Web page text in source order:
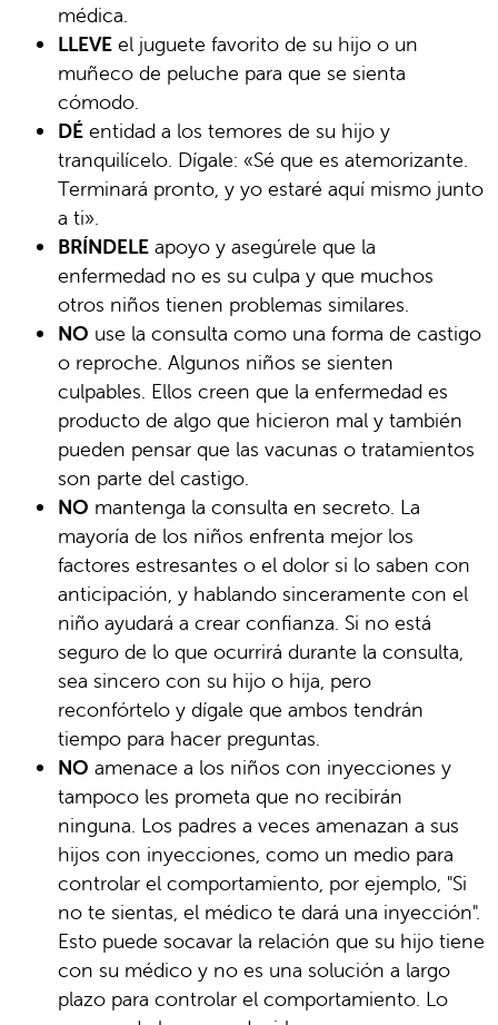
médica.
LLEVE el juguete favorito de su hijo o un
muñeco de peluche para que se sienta
cómodo.
DÉ entidad a los temores de su hijo y
tranquilícelo. Dígale: «Sé que es atemorizante.
Terminará pronto, y yo estaré aquí mismo junto
a ti».
BRÍNDELE apoyo y asegúrele que la
enfermedad no es su culpa y que muchos
otros niños tienen problemas similares.
NO use la consulta como una forma de castigo
o reproche. Algunos niños se sienten
culpables. Ellos creen que la enfermedad es
producto de algo que hicieron mal y también
pueden pensar que las vacunas o tratamientos
son parte del castigo.
NO mantenga la consulta en secreto. La
mayoría de los niños enfrenta mejor los
factores estresantes o el dolor si lo saben con
anticipación, y hablando sinceramente con el
niño ayudará a crear confianza. Si no está
seguro de lo que ocurrirá durante la consulta,
sea sincero con su hijo o hija, pero
reconfórtelo y dígale que ambos tendrán
tiempo para hacer preguntas.
NO amenace a los niños con inyecciones y
tampoco les prometa que no recibirán
ninguna. Los padres a veces amenazan a sus
hijos con inyecciones, como un medio para
controlar el comportamiento, por ejemplo, "Si
no te sientas, el médico te dará una inyección".
Esto puede socavar la relación que su hijo tiene
con su médico y no es una solución a largo
plazo para controlar el comportamiento. Lo